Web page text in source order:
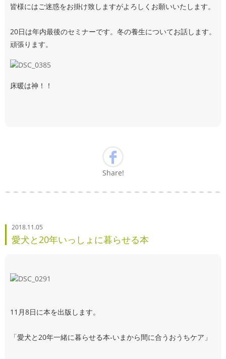
皆様にはご迷惑をお掛け致しますがよろしくお願いいたします。
20日は年内最後のセミナーです。冬の養生についてお話します。
頑張ります。
床暖は神！！
Share!
2018.11.05
愛犬と20年いっしょに暮らせる本
11月8日に本を出版します。
「愛犬と20年一緒に暮らせる本‐いまから間に合うおうちケア」